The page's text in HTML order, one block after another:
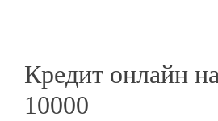
Кредит онлайн
10000